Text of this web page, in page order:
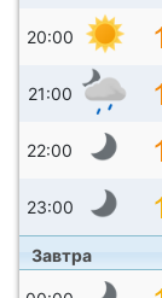
20:00
21:00
22:00
23:00
Завтра